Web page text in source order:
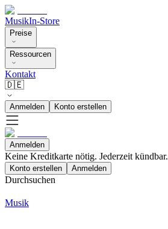
MusikIn-Store
Preise
Ressourcen
Kontakt
🇩🇪
Anmelden Konto erstellen
Anmelden
Keine Kreditkarte nötig. Jederzeit kündbar.
Konto erstellen Anmelden
Durchsuchen
Musik